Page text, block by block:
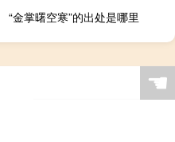
“金掌曙空寒”的出处是哪里
☚